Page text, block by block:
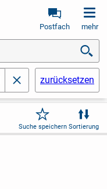
Postfach mehr
schließenzurücksetzen
Suche speichern Sortierung